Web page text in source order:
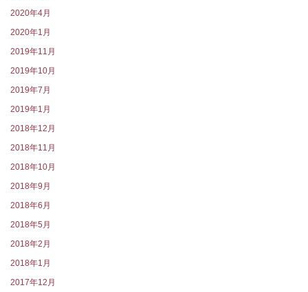
2020年4月
2020年1月
2019年11月
2019年10月
2019年7月
2019年1月
2018年12月
2018年11月
2018年10月
2018年9月
2018年6月
2018年5月
2018年2月
2018年1月
2017年12月